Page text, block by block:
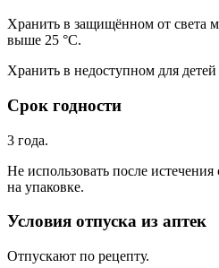
Хранить в защищённом от света
выше 25 °С.
Хранить в недоступном для детей
Срок годности
3 года.
Не использовать после
на упаковке.
Условия отпуска из аптек
Отпускают по рецепту.